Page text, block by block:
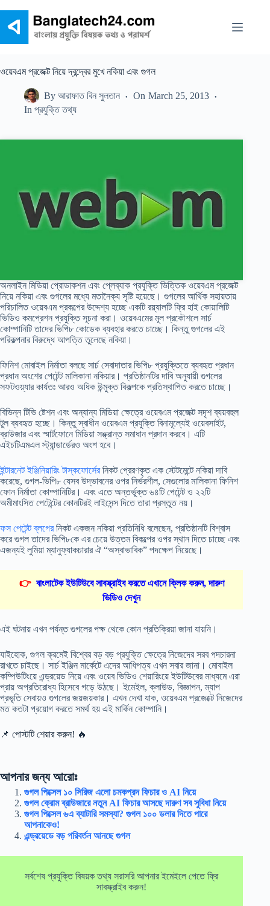
content
ওয়েবএম প্রজেক্ট নিয়ে দ্বন্দ্বের মুখে নকিয়া এবং গুগল
By আরাফাত বিন সুলতান On March 25, 2013
In প্রযুক্তি তথ্য
অনলাইন মিডিয়া প্রোডাকশন এবং প্লেব্যাক প্রযুক্তি ভিত্তিক ওয়েবএম প্রজেক্ট
নিয়ে নকিয়া এবং গুগলের মধ্যে মতানৈক্য সৃষ্টি হয়েছে। গুগলের আর্থিক সহায়তায়
পরিচালিত ওয়েবএম প্রকল্পের উদ্দেশ্য হচ্ছে একটি রয়্যালটি ফ্রি হাই কোয়ালিটি
ভিডিও কমপ্রেশন প্রযুক্তি সূচনা করা। ওয়েবএমের মূল প্রকৌশলে সার্চ
কোম্পানিটি তাদের ভিপি৮ কোডেক ব্যবহার করতে চাচ্ছে। কিন্তু গুগলের এই
পরিকল্পনার বিরুদ্ধে আপত্তি তুলেছে নকিয়া।
ফিনিশ মোবাইল নির্মাতা বলছে সার্চ সেবাদাতার ভিপি৮ প্রযুক্তিতে ব্যবহৃত প্রধান
প্রধান অংশের পেটেন্ট মালিকানা নকিয়ার। প্রতিষ্ঠানটির দাবি অনুযায়ী গুগলের
সফটওয়্যার কার্যতঃ আরও অধিক উন্মুক্ত বিকল্পকে প্রতিস্থাপিত করতে চাচ্ছে।
বিভিন্ন টিভি ষ্টেশন এবং অন্যান্য মিডিয়া ক্ষেত্রে ওয়েবএম প্রজেক্ট সদৃশ ব্যয়বহুল
টুল ব্যবহৃত হচ্ছে। কিন্তু স্বাধীন ওয়েবএম প্রযুক্তি বিনামূল্যেই ওয়েবসাইট,
ব্রাউজার এবং স্মার্টফোনে মিডিয়া সঙ্ক্রান্ত সমাধান প্রদান করবে। এটি
এইচটিএমএল স্ট্যান্ডার্ডেরও অংশ হবে।
ইন্টারনেট ইঞ্জিনিয়ারিং টাস্কফোর্সেরনিকট প্রেরণকৃত এক স্টেটমেন্টে নকিয়া দাবি
করেছে, গুগল-ভিপি৮ যেসব উদ্ভাবনের ওপর নির্ভরশীল, সেগুলোর মালিকানা ফিনিশ
ফোন নির্মাতা কোম্পানিটির। এবং এতে অন্তর্ভুক্ত ৬৪টি পেটেন্ট ও ২২টি
অমীমাংসিত পেটেন্টের কোনটিরই লাইসেন্স দিতে তারা প্রস্তুত নয়।
ফস পেটেন্ট ব্লগেরনিকট একজন নকিয়া প্রতিনিধি বলেছেন, প্রতিষ্ঠানটি বিশ্বাস
করে গুগল তাদের ভিপি৮কে এর চেয়ে উত্তম বিকল্পের ওপর স্থান দিতে চাচ্ছে এবং
এজন্যই লুমিয়া ম্যানুফ্যাকচারার ঐ “অস্বাভাবিক” পদক্ষেপ নিয়েছে।
👉 বাংলাটেক ইউটিউবে সাবস্ক্রাইব করতে এখানে ক্লিক করুন, দারুণ
ভিডিও দেখুন
এই ঘটনায় এখন পর্যন্ত গুগলের পক্ষ থেকে কোন প্রতিক্রিয়া জানা যায়নি।
যাইহোক, গুগল ক্রমেই বিশ্বের বড় বড় প্রযুক্তি ক্ষেত্রে নিজেদের সরব পদচারনা
রাখতে চাইছে। সার্চ ইঞ্জিন মার্কেটে এদের আধিপত্য এখন সবার জানা। মোবাইল
কম্পিউটিংয়ে এন্ড্রয়েড নিয়ে এবং ওয়েব ভিডিও শেয়ারিংয়ে ইউটিউবের মাধ্যমে এরা
প্রায় অপ্রতিরোধ্য হিসেবে গড়ে উঠছে। ইমেইল, ক্লাউড, বিজ্ঞাপন, ম্যাপ
প্রভৃতি সেবায়ও গুগলের জয়জয়কার। এখন দেখা যাক, ওয়েবএম প্রজেক্টে নিজেদের
মত কতটা প্রয়োগ করতে সমর্থ হয় এই মার্কিন কোম্পানি।
📌 পোস্টটি শেয়ার করুন! 🔥
আপনার জন্য আরোঃ
গুগল পিক্সেল ১০ সিরিজ এলো চমকপ্রদ ফিচার ও AI নিয়ে
গুগল ক্রোম ব্রাউজারে নতুন AI ফিচার আসছে দারুণ সব সুবিধা নিয়ে
গুগল পিক্সেল ৬এ ব্যাটারি সমস্যা? গুগল ১০০ ডলার দিতে পারে
আপনাকেও!
এন্ড্রয়েডে বড় পরিবর্তন আনছে গুগল
সর্বশেষ প্রযুক্তি বিষয়ক তথ্য সরাসরি আপনার ইমেইলে পেতে ফ্রি
সাবস্ক্রাইব করুন!